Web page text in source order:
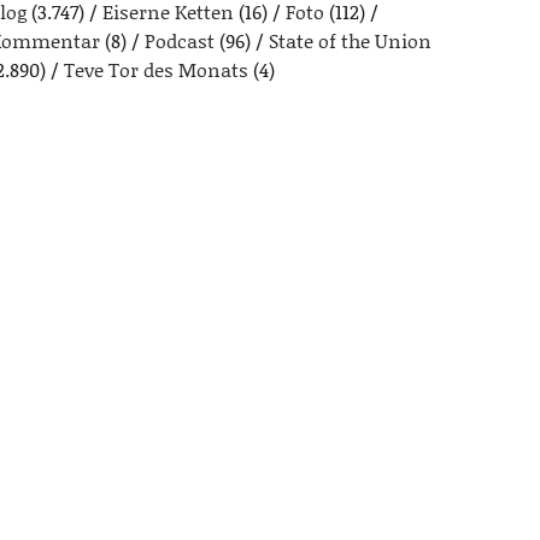
(3.747) Eiserne Ketten (16) Foto (112)
(8) Podcast(96)
State of the Union
Teve Tor des Monats (4)